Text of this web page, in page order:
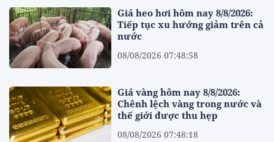
Giá heo hơi hôm nay 8/8/2026:
Tiếp tục xu hướng giảm trên cả
nước
08/08/2026 07:48:58
Giá vàng hôm nay 8/8/2026:
Chênh lệch vàng trong nước và
thế giới được thu hẹp
08/08/2026 07:48:18